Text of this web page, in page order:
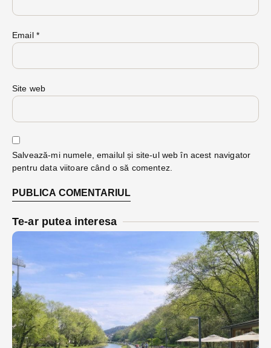
Email *
Site web
Salvează-mi numele, emailul și site-ul web în acest navigator
pentru data viitoare când o să comentez.
Te-ar putea interesa